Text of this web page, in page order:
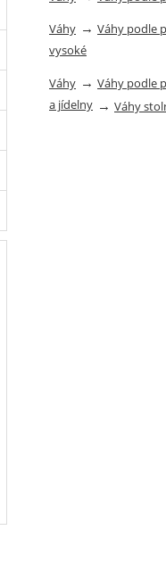
Váhy → Váhy podle
vysoké
Váhy → Váhy podle
a jídelny → Váhy